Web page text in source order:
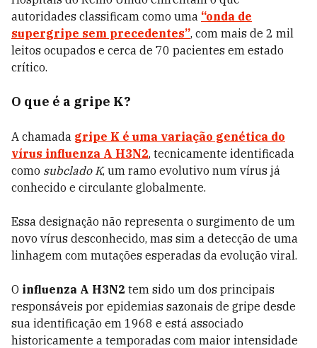
autoridades classificam como uma “onda de
supergripe sem precedentes”, com mais de 2 mil
leitos ocupados e cerca de 70 pacientes em estado
crítico.
O que é a gripe K?
A chamada gripe K é uma variação genética do
vírus influenza A H3N2, tecnicamente identificada
como subclado K, um ramo evolutivo num vírus já
conhecido e circulante globalmente.
Essa designação não representa o surgimento de um
novo vírus desconhecido, mas sim a detecção de uma
linhagem com mutações esperadas da evolução viral.
O influenza A H3N2 tem sido um dos principais
responsáveis por epidemias sazonais de gripe desde
sua identificação em 1968 e está associado
historicamente a temporadas com maior intensidade